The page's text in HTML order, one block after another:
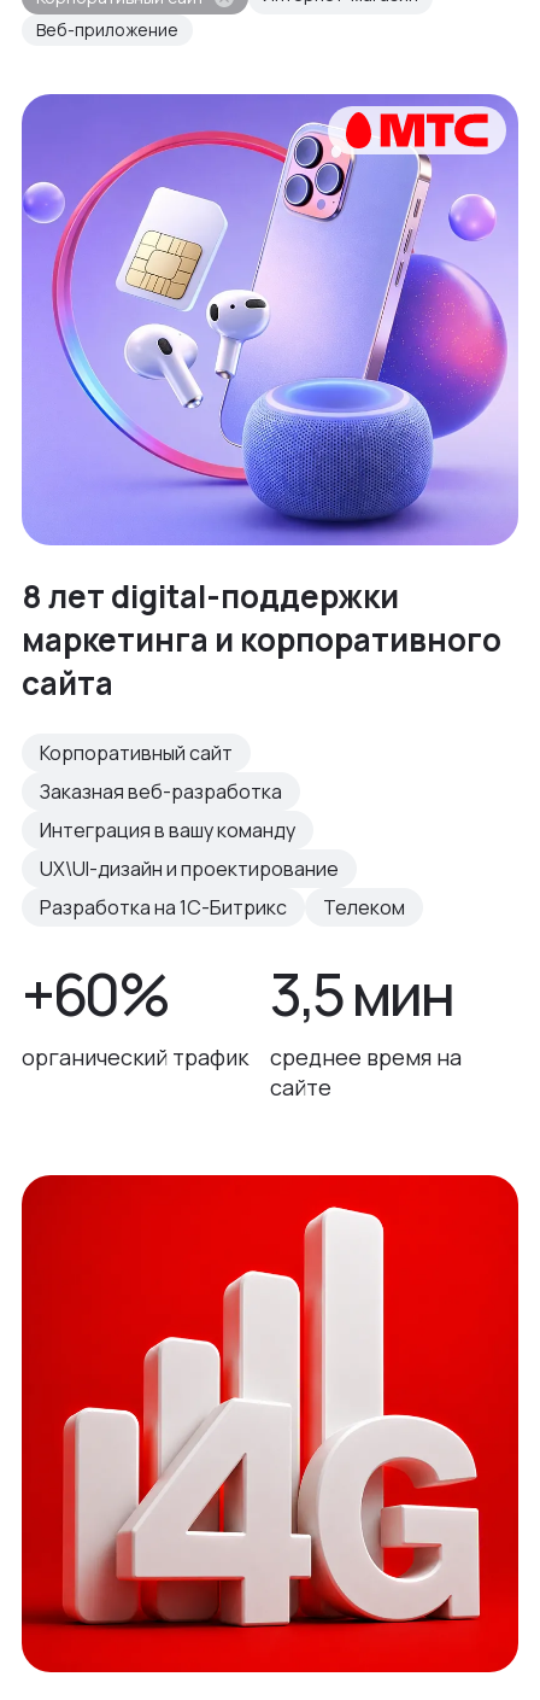
Веб-приложение
8 лет digital-поддержки
маркетинга и корпоративного
сайта
Корпоративный сайт
Заказная веб-разработка
Интеграция в вашу команду
UX\UI-дизайн и проектирование
Разработка на 1С-Битрикс
Телеком
+60%
органический трафик
3,5 мин
среднее время на
сайте